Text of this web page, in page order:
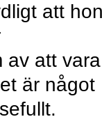
att
av att vara
är något